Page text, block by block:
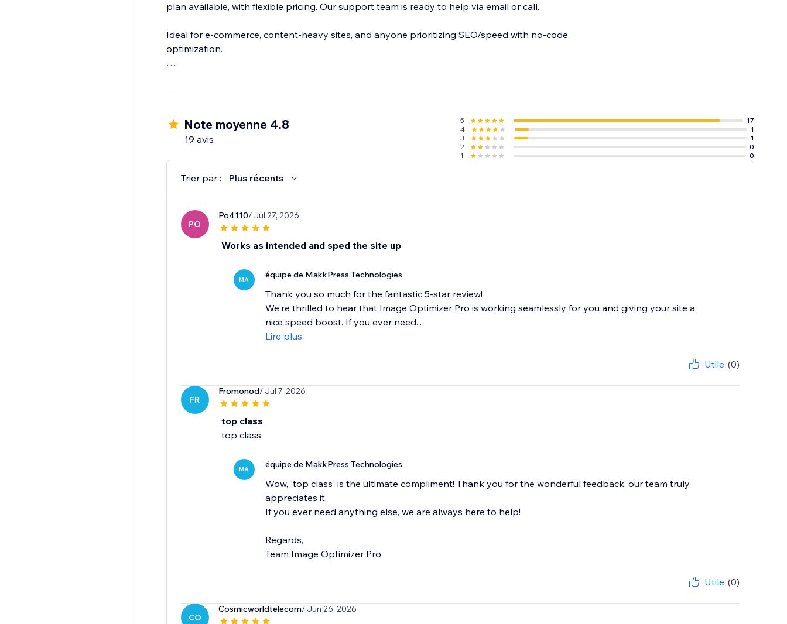
plan available, with flexible pricing. Our support team is ready to help via email or call.
Ideal for e-commerce, content-heavy sites, and anyone prioritizing SEO/speed with no-code
optimization.
Note moyenne 4.8
19 avis
5
17
4
1
3
1
2
0
1
0
Trier par : Plus récents
PO
Po4110/ Jul 27, 2026
Works as intended and sped the site up
MA équipe de MakkPress Technologies
Thank you so much for the fantastic 5-star review!
We're thrilled to hear that Image Optimizer Pro is working seamlessly for you and giving your site a
nice speed boost. If you ever need...
Lire plus
Utile (0)
FR
Fromonod/ Jul 7, 2026
top class
top class
MA équipe de MakkPress Technologies
Wow, 'top class' is the ultimate compliment! Thank you for the wonderful feedback, our team truly
appreciates it.
If you ever need anything else, we are always here to help!
Regards,
Team Image Optimizer Pro
Utile (0)
CO
Cosmicworldtelecom/ Jun 26, 2026